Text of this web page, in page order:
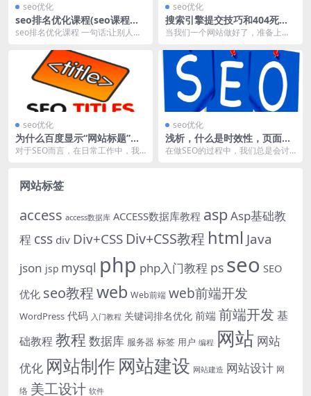
seo优化
seo排名优化课程(seo课程培
训班靠谱么)
seo排名优化课程 一句话:让别人通
到你的网站。...
seo优化
搜索引擎提交技巧和404死链
处理方法
当我们一个网站做好了，准备上线
来抓取，我们可以主动...
seo优化
为什么百度显示“网站标题”是
错误的？
对于SEO而言，在日常工作中，我
seo优化
浅析，什么是时效性，页面时
效性对SEO影响
在做SEO的过程中，我们总是会讨
网站标签
access access数据库 ACCESS数据库教程 asp Asp基础教
程 css div Div+CSS Div+CSS教程 html Java
json jsp mysql php php入门教程 ps seo SEO
优化 seo教程web Web前端 web前端开发
WordPress 代码 入门教程 关键词排名优化 前端 前端开发 基
础教程 教程 数据库 服务器 标签 用户 编程 网站 网站
优化 网站制作 网站建设 网站建造 网站设计 网
络 美工设计 软件